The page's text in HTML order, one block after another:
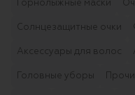
Горнолыжные маски
Солнцезащитные очки
Аксессуары для волос
Головные уборы